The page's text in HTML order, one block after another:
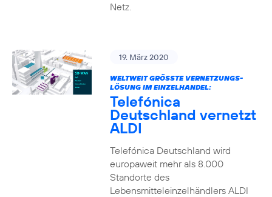
Netz.
19. März 2020
WELTWEIT GRÖSSTE VERNETZUNGS-L
ÖSUNG IM EINZELHANDEL:
Telefónica
Deutschland vernetzt
ALDI
Telefónica Deutschland wird
europaweit mehr als 8.000
Standorte des
Lebensmitteleinzelhändlers ALDI